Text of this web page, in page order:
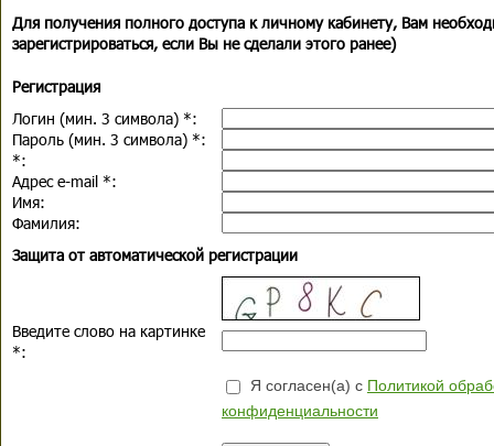
Для получения полного доступа к личному кабинету, Вам
зарегистрироваться, если Вы не сделали этого ранее)
Регистрация
Логин (мин. 3 символа) *:
Пароль (мин. 3 символа) *:
*:
Адрес e-mail *:
Имя:
Фамилия:
Защита от автоматической регистрации
Введите слово на картинке
*:
Я согласен(а) с Политикой
конфиденциальности